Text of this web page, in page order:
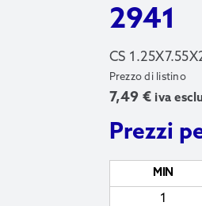
2941
CS
Prezzo di listino
7,49 € iva
Prezzi
MIN
1